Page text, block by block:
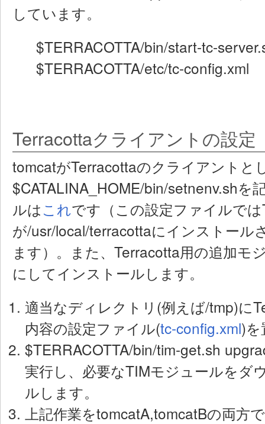
しています。
$TERRACOTTA/bin/start-tc-
$TERRACOTTA/etc/tc-config.xml
Terracottaクライアントの設定
tomcatがTerracottaのクライアントと
$CATALINA_HOME/bin/setnenv.shを
ルはこれです（この設定ファイルで
が/usr/local/terracottaにインストール
ます）。また、Terracotta用の追加モ
にしてインストールします。
適当なディレクトリ(例えば/tmp)に
内容の設定ファイル(tc-config.xml)
$TERRACOTTA/bin/tim-get.sh
実行し、必要なTIMモジュールをダ
ルします。
上記作業をtomcatA,tomcatBの両方